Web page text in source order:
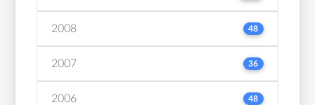
2008 48
2007 36
2006 48